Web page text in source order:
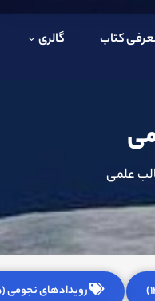
کتاب گالری
علمی
رویدادهای نجومی (255)